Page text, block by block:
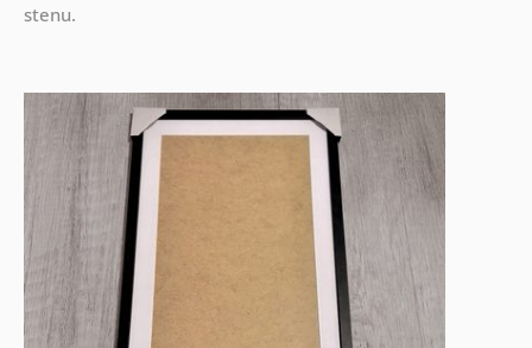
stenu.